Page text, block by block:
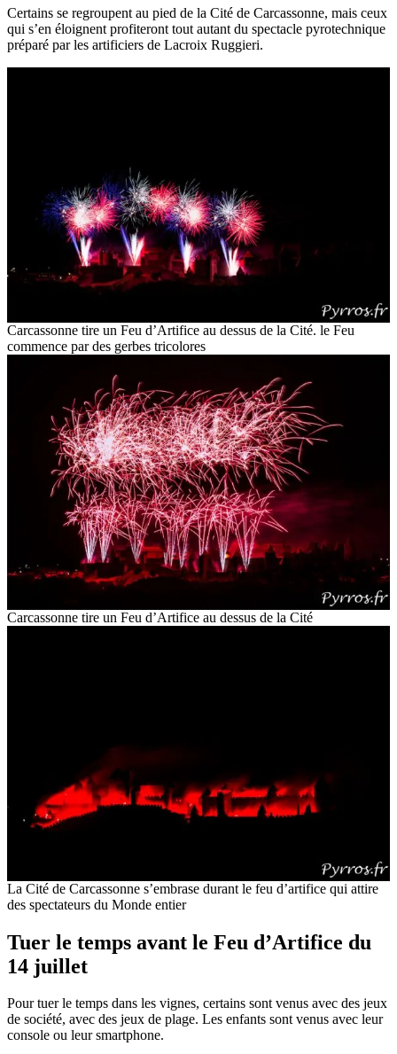
Certains se regroupent au pied de la Cité de Carcassonne, mais ceux
qui s’en éloignent profiteront tout autant du spectacle pyrotechnique
préparé par les artificiers de Lacroix Ruggieri.
Carcassonne tire un Feu d’Artifice au dessus de la Cité. le Feu
commence par des gerbes tricolores
Carcassonne tire un Feu d’Artifice au dessus de la Cité
La Cité de Carcassonne s’embrase durant le feu d’artifice qui attire
des spectateurs du Monde entier
Tuer le temps avant le Feu d’Artifice du
14 juillet
Pour tuer le temps dans les vignes, certains sont venus avec des jeux
de société, avec des jeux de plage. Les enfants sont venus avec leur
console ou leur smartphone.